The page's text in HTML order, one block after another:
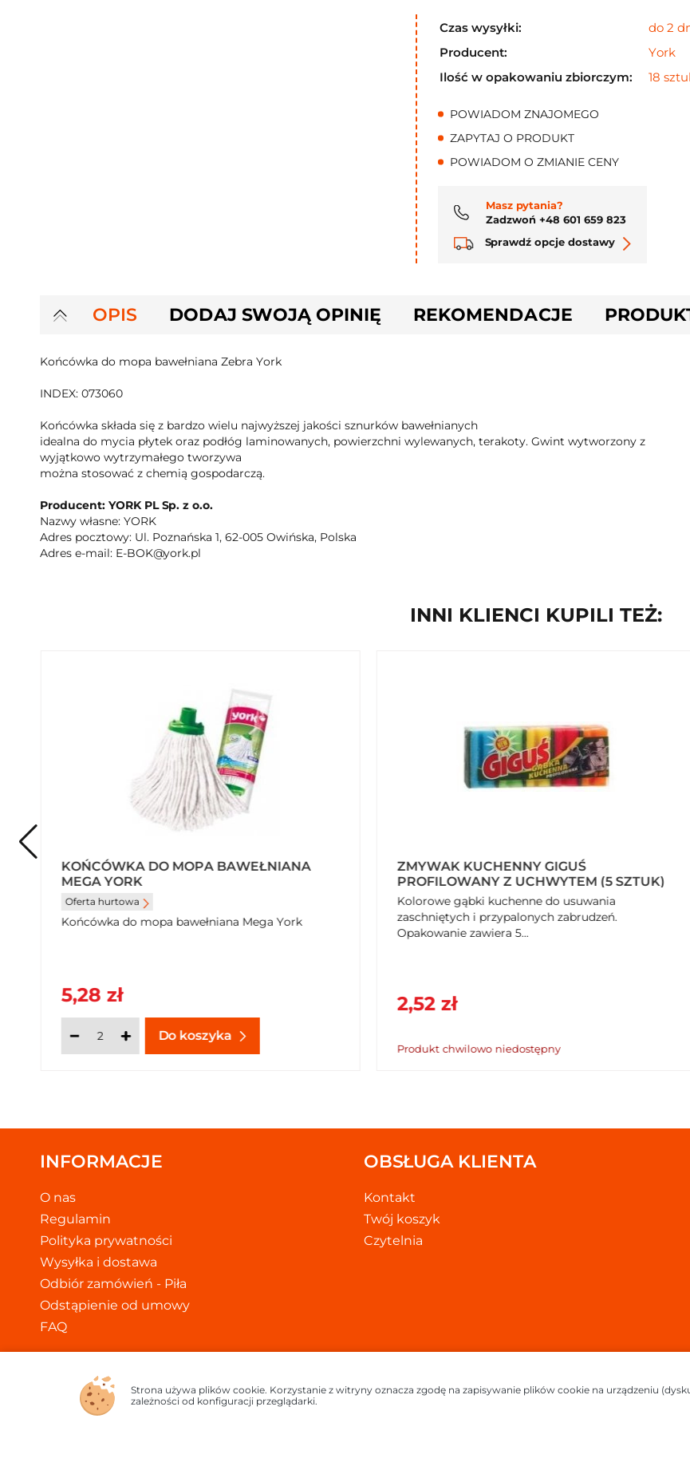
Czas wysyłki:
do 2
Producent:
York
Ilość w opakowaniu zbiorczym:
18
POWIADOM ZNAJOMEGO
ZAPYTAJ O PRODUKT
POWIADOM O ZMIANIE CENY
Masz pytania?
Zadzwoń +48 601 659 823
Sprawdź opcje dostawy
OPIS DODAJ SWOJĄ OPINIĘ REKOMENDACJE
Końcówka do mopa bawełniana Zebra York
INDEX: 073060
Końcówka składa się z bardzo wielu najwyższej jakości sznurków bawełnianych
idealna do mycia płytek oraz podłóg laminowanych, powierzchni wylewanych, terakoty. Gwint wytworzony z
wyjątkowo wytrzymałego tworzywa
można stosować z chemią gospodarczą.
Producent: YORK PL Sp. z o.o.
Nazwy własne: YORK
Adres pocztowy: Ul. Poznańska 1, 62-005 Owińska, Polska
Adres e-mail: E-BOK@york.pl
INNI KLIENCI KUPILI TEŻ:
ZMYWAK KUCHENNY GIGUŚ
PROFILOWANY Z UCHWYTEM (5 SZTUK)
Kolorowe gąbki kuchenne do usuwania
zaschniętych i przypalonych zabrudzeń.
Opakowanie zawiera 5...
2,52 zł
MIOTŁA ELIZABETH YORK
Miotła Elizabeth York<br><br>INDEX: 050110<br>
<br>Kąt nabicia włosia jest specjalnie dobrany w
taki sposób, aby zamieść odpowiednio dużą...
6,22 zł
INFORMACJE
O nas
Regulamin
Polityka prywatności
Wysyłka i dostawa
Odbiór zamówień - Piła
Odstąpienie od umowy
FAQ
OBSŁUGA KLIENTA
Kontakt
Twój koszyk
Czytelnia
Strona używa plików cookie. Korzystanie z witryny oznacza zgodę na zapisywanie plików cookie na urządzeniu
zależności od konfiguracji przeglądarki.